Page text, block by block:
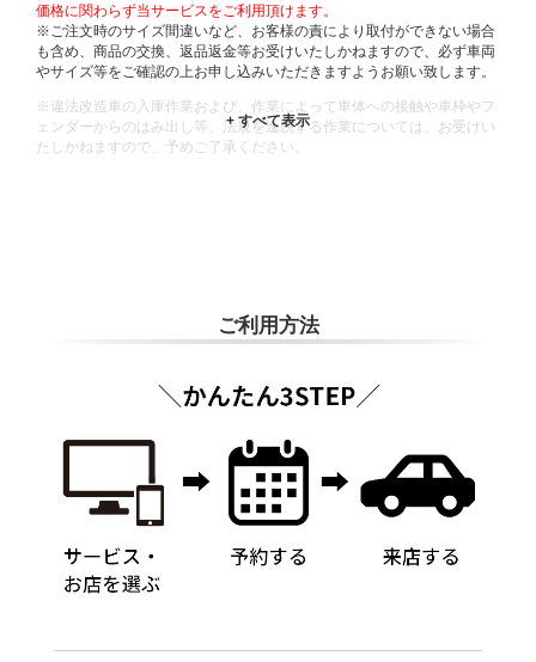
価格に関わらず当サービスをご利用頂けます。
※ご注文時のサイズ間違いなど、お客様の責により取付ができない場合
も含め、商品の交換、返品返金等お受けいたしかねますので、必ず車両
やサイズ等をご確認の上お申し込みいただきますようお願い致します。
※違法改造車の入庫作業および、作業によって車体への接触や車枠やフ
ェンダーからのはみ出し等、法規を逸脱する作業については、お受けい
たしかねますので、予めご了承ください。
ご利用方法